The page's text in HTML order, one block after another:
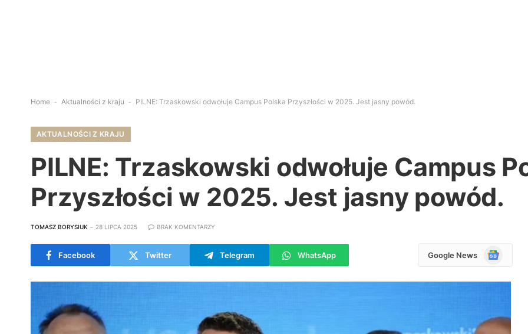
Home - Aktualności z kraju - PILNE: Trzaskowski odwołuje Campus Polska Przyszłości w 2025. Jest jasny powód.
AKTUALNOŚCI Z KRAJU
PILNE: Trzaskowski odwołuje Campus
Przyszłości w 2025. Jest jasny powód.
TOMASZ BORYSIUK 28 LIPCA 2025 BRAK KOMENTARZY
Facebook Twitter Telegram WhatsApp Google News
Google